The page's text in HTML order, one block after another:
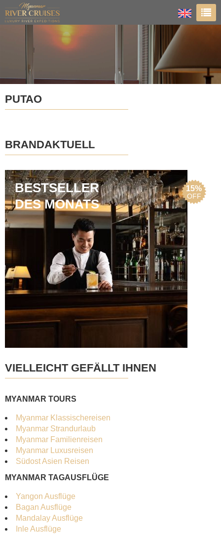
PUTAO
BRANDAKTUELL
15%
OFF
BESTSELLER
DES MONATS
VIELLEICHT GEFÄLLT IHNEN
MYANMAR TOURS
Myanmar Klassischereisen
Myanmar Strandurlaub
Myanmar Familienreisen
Myanmar Luxusreisen
Südost Asien Reisen
MYANMAR TAGAUSFLÜGE
Yangon Ausflüge
Bagan Ausflüge
Mandalay Ausflüge
Inle Ausflüge